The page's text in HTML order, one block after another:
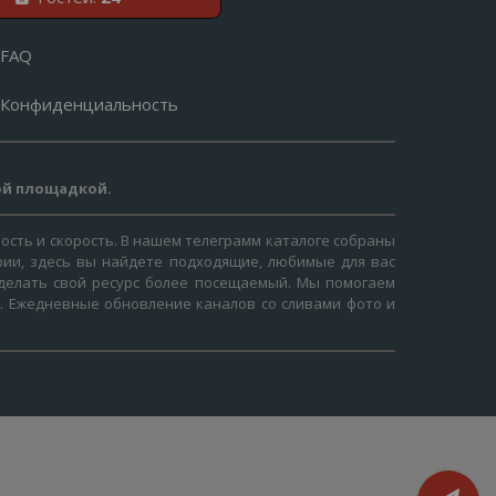
FAQ
Конфиденциальность
площадкой.
и скорость. В нашем телеграмм каталоге собраны
здесь вы найдете подходящие, любимые для вас
свой ресурс более посещаемый. Мы помогаем
Ежедневные обновление каналов со сливами фото и